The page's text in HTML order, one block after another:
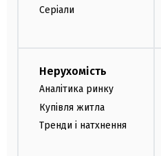
Серіали
Нерухомість
Аналітика ринку
Купівля житла
Тренди і натхнення